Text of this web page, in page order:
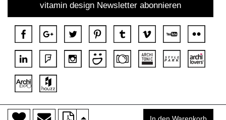
vitamin design Newsletter abonnieren
Copyright © 2018 DONA Alle Rechte vorbehalten.